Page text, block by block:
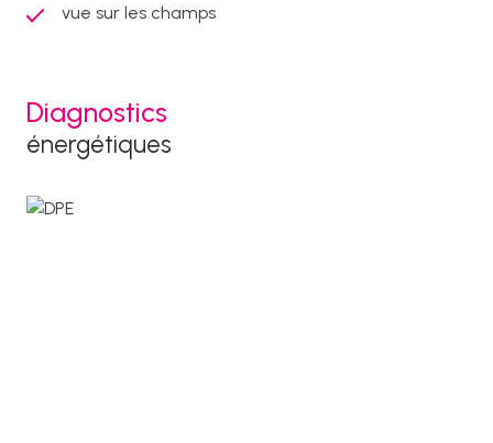
vue sur les champs
Diagnostics
énergétiques